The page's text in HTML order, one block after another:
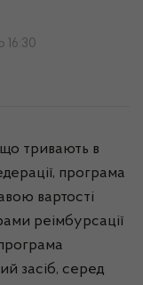
16:30
що тривають в
програма
вартості
реімбурсації
засіб, серед